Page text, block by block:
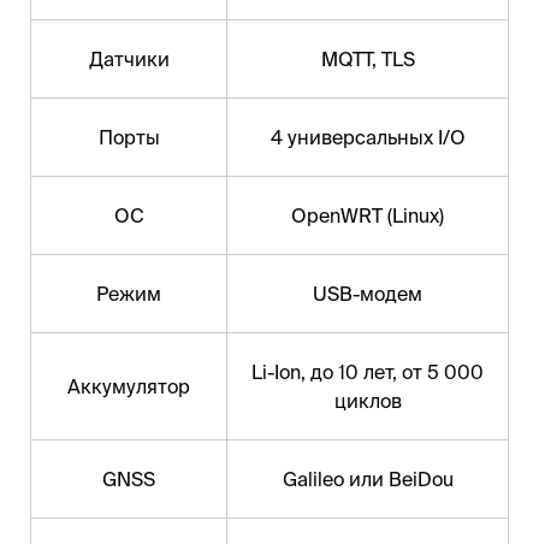
Датчики MQTT, TLS
Порты 4 универсальных I/O
ОС OpenWRT (Linux)
Режим USB-модем
Аккумулятор
Li-Ion, до 10 лет, от 5 000
циклов
GNSS Galileo или BeiDou